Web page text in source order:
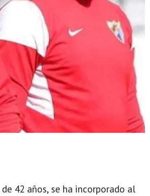
42 años, se ha incorporado al